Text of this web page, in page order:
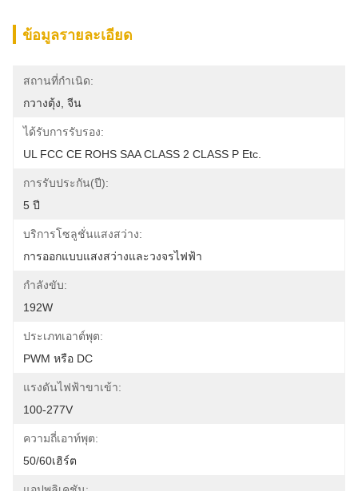
ข้อมูลรายละเอียด
สถานที่กำเนิด:
กวางตุ้ง, จีน
ได้รับการรับรอง:
UL FCC CE ROHS SAA CLASS 2 CLASS P Etc.
การรับประกัน(ปี):
5 ปี
บริการโซลูชั่นแสงสว่าง:
การออกแบบแสงสว่างและวงจรไฟฟ้า
กำลังขับ:
192W
ประเภทเอาต์พุต:
PWM หรือ DC
แรงดันไฟฟ้าขาเข้า:
100-277V
ความถี่เอาท์พุต:
50/60เฮิร์ต